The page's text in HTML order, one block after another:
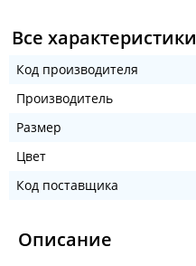
Все характеристики
Код производителя
Производитель
Размер
Цвет
Код поставщика
Описание